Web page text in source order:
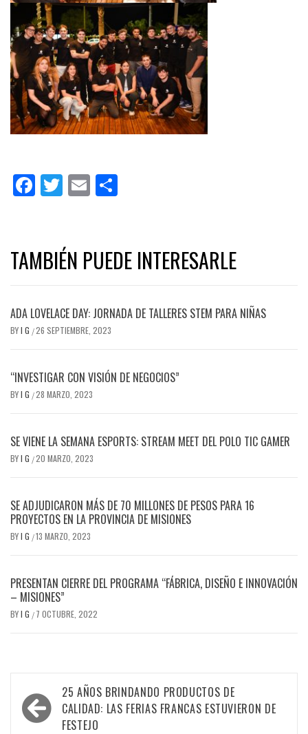
Facebook
Twitter
Email
TAMBIÉN PUEDE INTERESARLE
ADA LOVELACE DAY: JORNADA DE TALLERES STEM PARA NIÑAS
BYI G /26 SEPTIEMBRE, 2023
“INVESTIGAR CON VISIÓN DE NEGOCIOS”
BYI G /28 MARZO, 2023
SE VIENE LA SEMANA ESPORTS: STREAM MEET DEL POLO TIC GAMER
BYI G /20 MARZO, 2023
SE ADJUDICARON MÁS DE 70 MILLONES DE PESOS PARA 16
PROYECTOS EN LA PROVINCIA DE MISIONES
BYI G /13 MARZO, 2023
PRESENTAN CIERRE DEL PROGRAMA “FÁBRICA, DISEÑO E INNOVACIÓN
– MISIONES”
BYI G / 7 OCTUBRE, 2022
Navegación
de
25 AÑOS BRINDANDO PRODUCTOS DE
CALIDAD: LAS FERIAS FRANCAS ESTUVIERON DE
FESTEJO